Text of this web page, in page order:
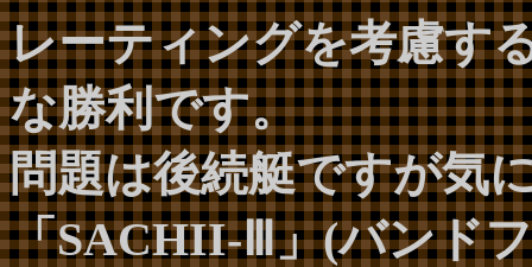
レーティングを考慮す
な勝利です。
問題は後続艇ですが気
「SACHII-Ⅲ」(バンド